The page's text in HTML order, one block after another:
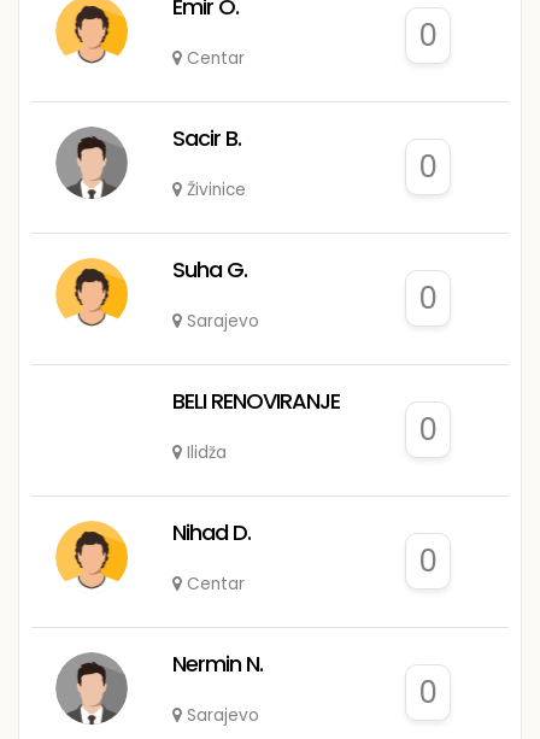
Emir O.
Centar
0
Sacir B.
Živinice
0
Suha G.
Sarajevo
0
BELI RENOVIRANJE
Ilidža
0
Nihad D.
Centar
0
Nermin N.
Sarajevo
0